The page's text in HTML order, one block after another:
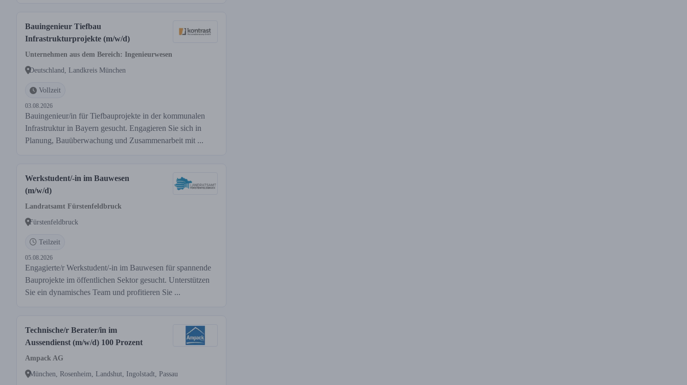
Bauingenieur Tiefbau
Infrastrukturprojekte (m/w/d)
Unternehmen aus dem Bereich: Ingenieurwesen
Deutschland, Landkreis München
Vollzeit
03.08.2026
Bauingenieur/in für Tiefbauprojekte in der kommunalen
Infrastruktur in Bayern gesucht. Engagieren Sie sich in
Planung, Bauüberwachung und Zusammenarbeit mit ...
Werkstudent/-in im Bauwesen
(m/w/d)
Landratsamt Fürstenfeldbruck
Fürstenfeldbruck
Teilzeit
05.08.2026
Engagierte/r Werkstudent/-in im Bauwesen für spannende
Bauprojekte im öffentlichen Sektor gesucht. Unterstützen
Sie ein dynamisches Team und profitieren Sie ...
Technische/r Berater/in im
Aussendienst (m/w/d) 100 Prozent
Ampack AG
München, Rosenheim, Landshut, Ingolstadt, Passau